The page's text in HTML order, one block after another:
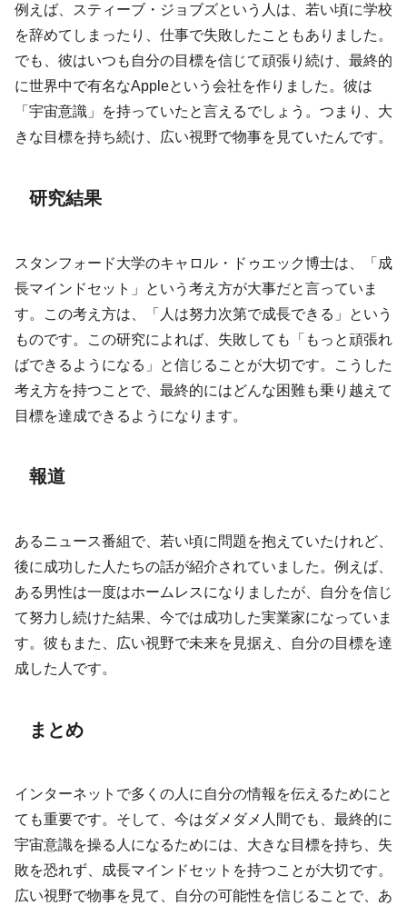
例えば、スティーブ・ジョブズという人は、若い頃に学校
を辞めてしまったり、仕事で失敗したこともありました。
でも、彼はいつも自分の目標を信じて頑張り続け、最終的
に世界中で有名なAppleという会社を作りました。彼は
「宇宙意識」を持っていたと言えるでしょう。つまり、大
きな目標を持ち続け、広い視野で物事を見ていたんです。
研究結果
スタンフォード大学のキャロル・ドゥエック博士は、「成
長マインドセット」という考え方が大事だと言っていま
す。この考え方は、「人は努力次第で成長できる」という
ものです。この研究によれば、失敗しても「もっと頑張れ
ばできるようになる」と信じることが大切です。こうした
考え方を持つことで、最終的にはどんな困難も乗り越えて
目標を達成できるようになります。
報道
あるニュース番組で、若い頃に問題を抱えていたけれど、
後に成功した人たちの話が紹介されていました。例えば、
ある男性は一度はホームレスになりましたが、自分を信じ
て努力し続けた結果、今では成功した実業家になっていま
す。彼もまた、広い視野で未来を見据え、自分の目標を達
成した人です。
まとめ
インターネットで多くの人に自分の情報を伝えるためにと
ても重要です。そして、今はダメダメ人間でも、最終的に
宇宙意識を操る人になるためには、大きな目標を持ち、失
敗を恐れず、成長マインドセットを持つことが大切です。
広い視野で物事を見て、自分の可能性を信じることで、あ